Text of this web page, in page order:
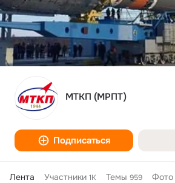
МТКП (МРПТ)
Подписаться
Лента Участники 1K Темы 959 Фото